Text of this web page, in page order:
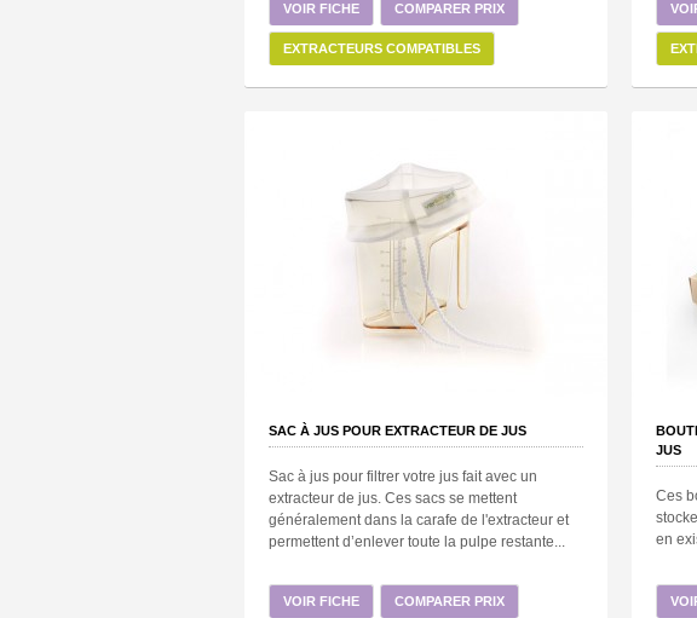
VOIR FICHE COMPARER PRIX
EXTRACTEURS COMPATIBLES
SAC À JUS POUR EXTRACTEUR DE JUS
Sac à jus pour filtrer votre jus fait avec un
extracteur de jus. Ces sacs se mettent
généralement dans la carafe de l'extracteur et
permettent d’enlever toute la pulpe restante...
VOIR FICHE COMPARER PRIX
JUS
Ces
en